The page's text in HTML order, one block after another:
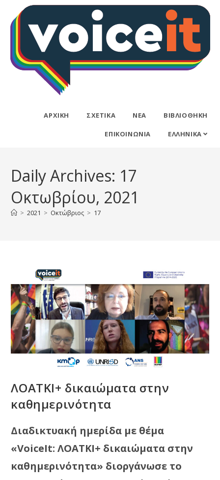
ΑΡΧΙΚΉ ΣΧΕΤΙΚΆ ΝΈΑ ΒΙΒΛΙΟΘΉΚΗ
ΕΠΙΚΟΙΝΩΝΊΑ ΕΛΛΗΝΙΚΆ
Daily Archives: 17
Οκτωβρίου, 2021
> 2021 > Οκτώβριος > 17
ΛΟΑΤΚΙ+ δικαιώματα στην
καθημερινότητα
Διαδικτυακή ημερίδα με θέμα
«VoiceIt: ΛΟΑΤΚΙ+ δικαιώματα στην
καθημερινότητα» διοργάνωσε το